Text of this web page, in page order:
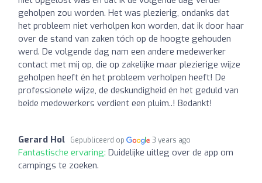
geholpen zou worden. Het was plezierig, ondanks dat
het probleem niet verholpen kon worden, dat ik door haar
over de stand van zaken tóch op de hoogte gehouden
werd. De volgende dag nam een andere medewerker
contact met mij op, die op zakelijke maar plezierige wijze
geholpen heeft én het probleem verholpen heeft! De
professionele wijze, de deskundigheid én het geduld van
beide medewerkers verdient een pluim..! Bedankt!
Gerard Hol Gepubliceerd op 3 years ago
Fantastische ervaring: Duidelijke uitleg over de app om
campings te zoeken.